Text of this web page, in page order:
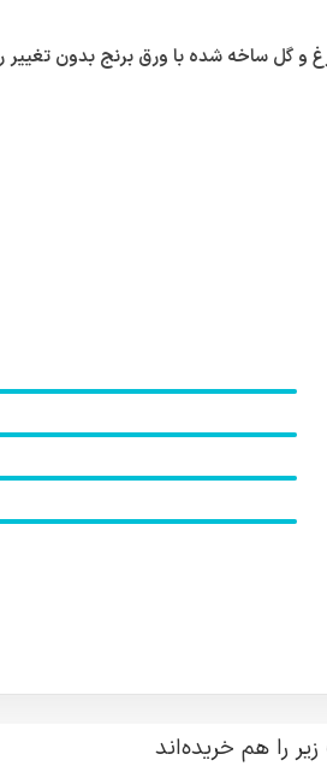
و گل ساخه شده با ورق برنج بدون
را هم خریده‌اند